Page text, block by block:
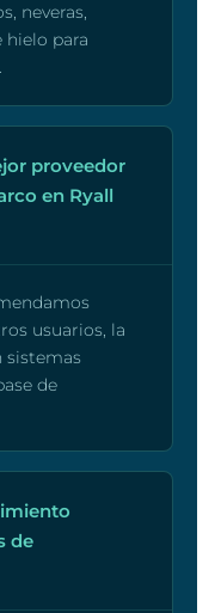
neveras,
hielo para
proveedor
en Ryall
usuarios, la
sistemas
de
de